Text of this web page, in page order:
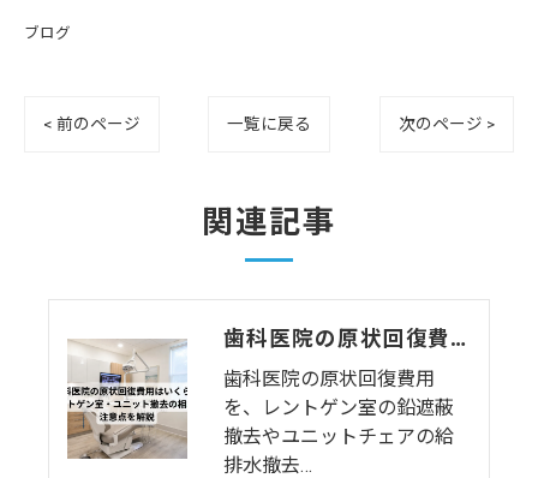
ブログ
< 前のページ 一覧に戻る 次のページ >
関連記事
歯科医院の原状回復費用はいくら？レントゲン室・ユニット撤去の相場と注意点を解説
歯科医院の原状回復費用
を、レントゲン室の鉛遮蔽
撤去やユニットチェアの給
排水撤去…